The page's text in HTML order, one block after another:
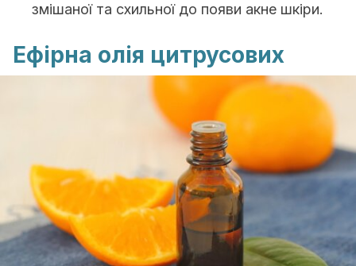
змішаної та схильної до появи акне шкіри.
Ефірна олія цитрусових